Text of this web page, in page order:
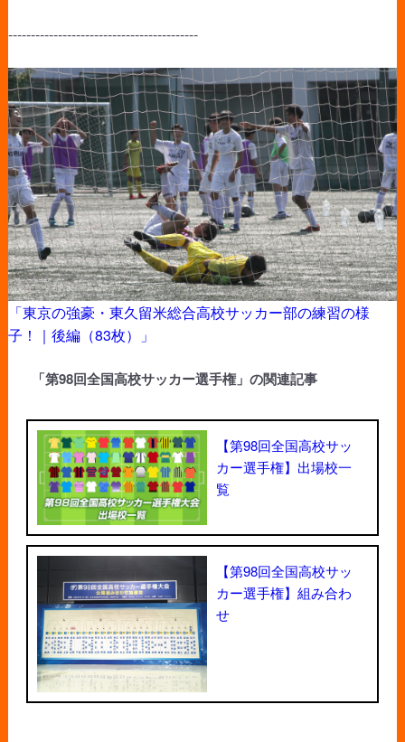
------------------------------------------
「東京の強豪・東久留米総合高校サッカー部の練習の様
子！｜後編（83枚）」
「第98回全国高校サッカー選手権」の関連記事
【第98回全国高校サッ
カー選手権】出場校一
覧
【第98回全国高校サッ
カー選手権】組み合わ
せ